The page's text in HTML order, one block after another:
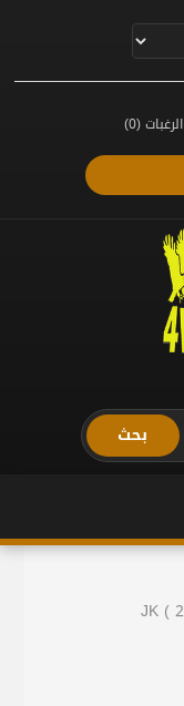
الرغبات(0)
بحث